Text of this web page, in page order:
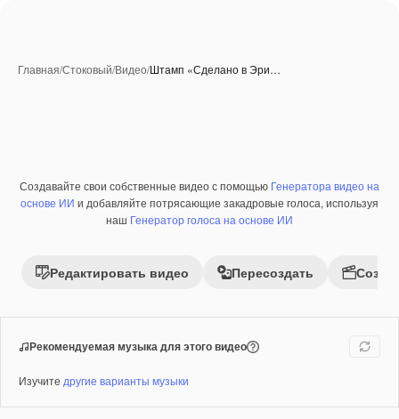
Главная/Стоковый/Видео/Штамп «Сделано в Эри…
Премиум
Создавайте свои собственные видео с помощью Генератора видео на
основе ИИ и добавляйте потрясающие закадровые голоса, используя
наш Генератор голоса на основе ИИ
Редактировать видео Пересоздать
Рекомендуемая музыка для этого видео
Изучите другие варианты музыки